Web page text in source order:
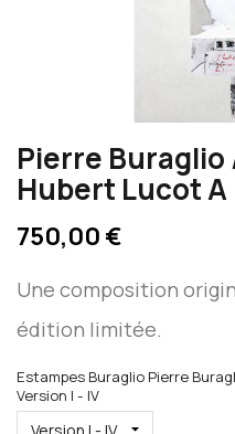
Pierre Buraglio
Hubert Lucot A
750,00 €
Une composition
édition limitée.
Estampes Buraglio Pierre
Version I - IV